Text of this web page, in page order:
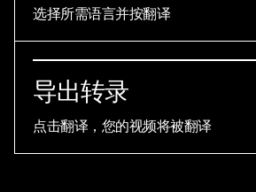
选择所需语言并按翻译
导出转录
点击翻译，您的视频将被翻译